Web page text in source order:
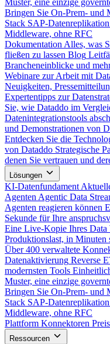
Muster, eine einzige
Bringen Sie On-Prem- und
Stack SAP-Datenreplikation
Middleware, ohne RFC
Dokumentation Alles, was
fließen zu lassen Blog
Brancheneinblicke und
Webinare zur Arbeit mit
Neuigkeiten,
Expertentipps zur
Sie, wie Dataddo im
Datenintegrationstools
und Demonstrationen von
Entdecken Sie die
von Dataddo Strategische
denen Sie vertrauen und
Lösungen
KI-Datenfundament
Agenten Agentic Data
Agenten reagieren können
Sekunde für Ihre
Eine Live-Kopie Ihres Data
Produktionslast, in Minuten
Über 400 verwaltete
Datenaktivierung Reverse
modernsten Tools
Muster, eine einzige
Bringen Sie On-Prem- und
Stack SAP-Datenreplikation
Middleware, ohne RFC
Plattform Konnektoren
Ressourcen